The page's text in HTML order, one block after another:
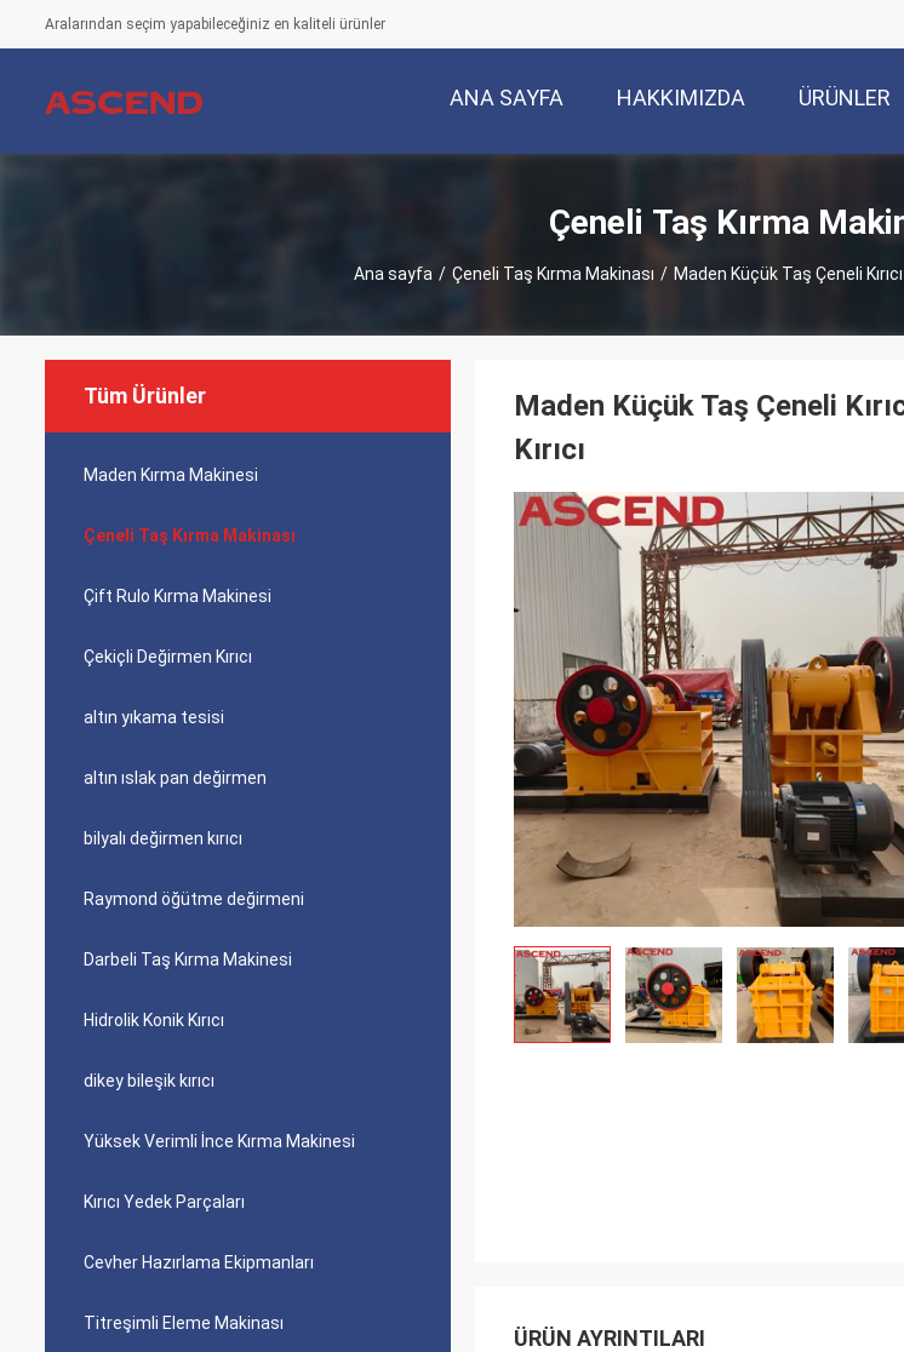
Aralarından seçim yapabileceğiniz en kaliteli ürünler
ANA SAYFA HAKKIMIZDA ÜRÜNLER
Çeneli Taş Kırma
Ana sayfa / Çeneli Taş Kırma Makinası / Maden Küçük Taş Çeneli
Tüm Ürünler
Maden Kırma Makinesi
Çeneli Taş Kırma Makinası
Çift Rulo Kırma Makinesi
Çekiçli Değirmen Kırıcı
altın yıkama tesisi
altın ıslak pan değirmen
bilyalı değirmen kırıcı
Raymond öğütme değirmeni
Darbeli Taş Kırma Makinesi
Hidrolik Konik Kırıcı
dikey bileşik kırıcı
Yüksek Verimli İnce Kırma Makinesi
Kırıcı Yedek Parçaları
Cevher Hazırlama Ekipmanları
Titreşimli Eleme Makinası
Maden Küçük Taş Çeneli
Kırıcı
ÜRÜN AYRINTILARI